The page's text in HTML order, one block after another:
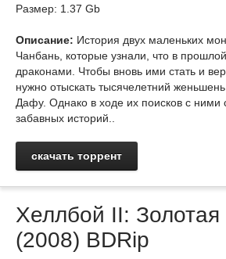
Размер: 1.37 Gb
Описание: История двух маленьких
Чанбань, которые узнали, что в
драконами. Чтобы вновь ими стать и
нужно отыскать тысячелетний
Дафу. Однако в ходе их поисков с ними
забавных историй..
скачать торрент
Хеллбой II:
(2008) BDRip